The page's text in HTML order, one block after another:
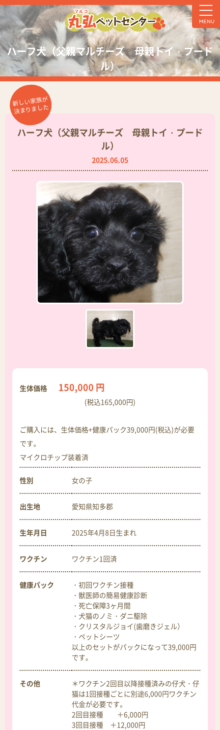
ハーフ犬（父親マルチーズ 母親トイ・プード
ル）
MENU
新しい家族が
決まりました
ハーフ犬（父親マルチーズ 母親トイ・プード
ル）
2025.06.05
生体価格 150,000 円
(税込165,000円)
ご購入には、生体価格+健康パック39,000円(税込)が必要
です。
マイクロチップ装着済
性別 女の子
出生地 愛知県知多郡
生年月日 2025年4月8日生まれ
ワクチン ワクチン1回済
健康パック
・初回ワクチン接種
・獣医師の簡易健康診断
・死亡保障3ヶ月間
・犬猫のノミ・ダニ駆除
・クリスタルジョイ(歯磨きジェル）
・ペットシーツ
以上のセットがパックになって39,000円
です。
その他
＊ワクチン2回目以降接種済みの仔犬・仔
猫は1回接種ごとに別途6,000円ワクチン
代金が必要です。
2回目接種 ＋6,000円
3回目接種 ＋12,000円